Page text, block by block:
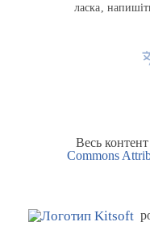
ласка,
Весь
Commons